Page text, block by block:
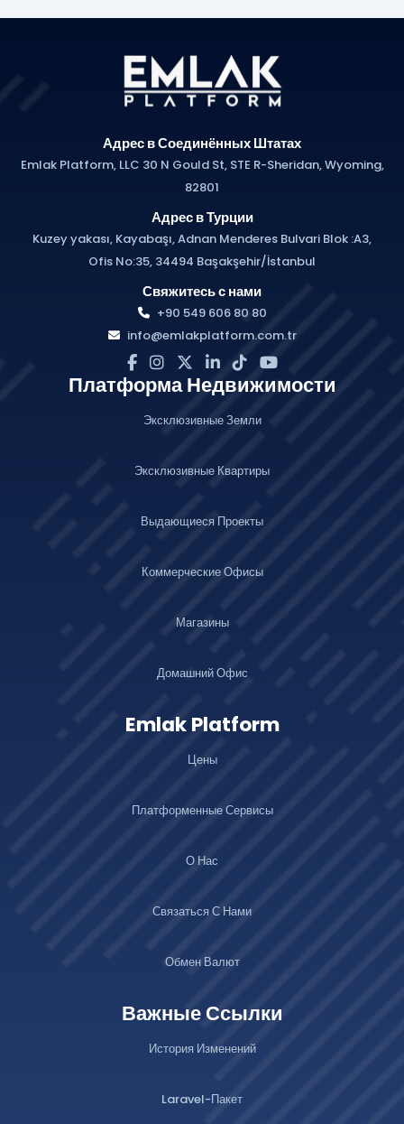
Адрес в Соединённых Штатах
Emlak Platform, LLC 30 N Gould St, STE R-Sheridan, Wyoming,
82801
Адрес в Турции
Kuzey yakası, Kayabaşı, Adnan Menderes Bulvari Blok :A3,
Ofis No:35, 34494 Başakşehir/İstanbul
Свяжитесь с нами
+90 549 606 80 80
info@emlakplatform.com.tr
Платформа Недвижимости
Эксклюзивные Земли
Эксклюзивные Квартиры
Выдающиеся Проекты
Коммерческие Офисы
Магазины
Домашний Офис
Emlak Platform
Цены
Платформенные Сервисы
О Нас
Связаться С Нами
Обмен Валют
Важные Ссылки
История Изменений
Laravel-Пакет